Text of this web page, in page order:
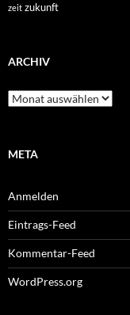
zeit zukunft
ARCHIV
Archiv
META
Anmelden
Eintrags-Feed
Kommentar-Feed
WordPress.org